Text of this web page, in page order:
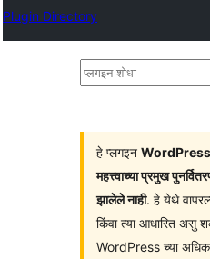
Plugin Directory
प्लगइन
हे प्लगइन WordPress
महत्त्वाच्या प्रमुख
झालेले नाही. हे येथे
किंवा त्या आधारित असु
WordPress च्या अधिक